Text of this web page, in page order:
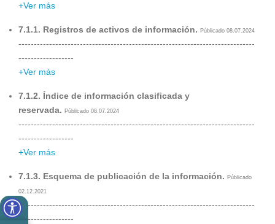
+Ver más
7.1.1. Registros de activos de información. Públicado 08.07.2024
-----------------------------------------------------------------------------
------------------
+Ver más
7.1.2. Índice de información clasificada y
reservada. Públicado 08.07.2024
-----------------------------------------------------------------------------
------------------
+Ver más
7.1.3. Esquema de publicación de la información. Públicado
02.12.2021
-----------------------------------------------------------------------------
------------------